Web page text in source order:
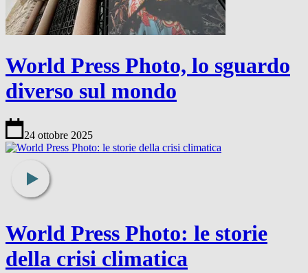
World Press Photo, lo sguardo
diverso sul mondo
24 ottobre 2025
World Press Photo: le storie
della crisi climatica